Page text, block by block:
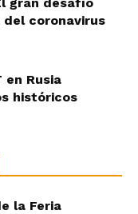
coronavirus
en Rusia
históricos
la Feria